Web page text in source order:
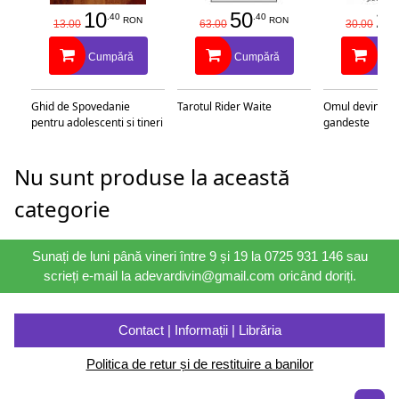
13.00 10.40 RON
Cumpără
Ghid de Spovedanie
pentru adolescenti si tineri
63.00 50.40 RON
Cumpără
Tarotul Rider Waite
30.00 25
Omul devine
gandeste
Nu sunt produse la această
categorie
Sunați de luni până vineri între 9 și 19 la 0725 931 146 sau
scrieți e-mail la adevardivin@gmail.com oricând doriți.
Contact | Informații | Librăria
Politica de retur și de restituire a banilor